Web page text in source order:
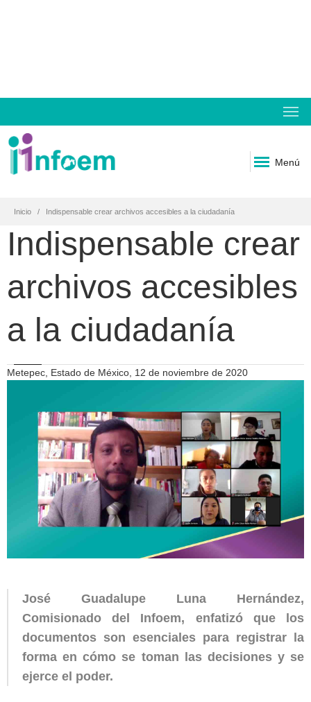
Menú
Inicio Indispensable crear archivos accesibles a la ciudadanía
Indispensable crear
archivos accesibles
a la ciudadanía
Metepec, Estado de México, 12 de noviembre de 2020
José Guadalupe Luna Hernández,
Comisionado del Infoem, enfatizó que los
documentos son esenciales para registrar la
forma en cómo se toman las decisiones y se
ejerce el poder.